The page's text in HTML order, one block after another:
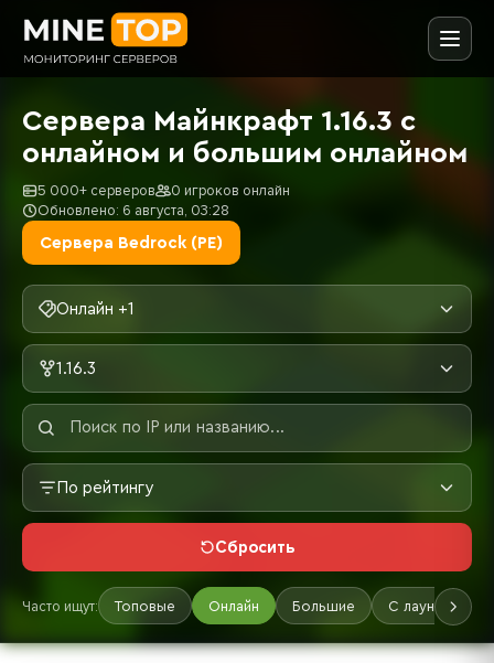
Сервера Майнкрафт 1.16.3 с
онлайном и большим онлайном
5 000+ серверов
0 игроков онлайн
Обновлено: 6 августа, 03:28
Сервера Bedrock (PE)
Онлайн +1
1.16.3
По рейтингу
Сбросить
Часто ищут: Топовые Онлайн Большие С лаунчером